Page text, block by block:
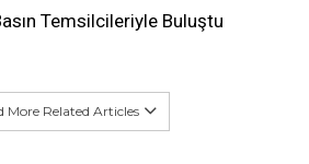
Temsilcileriyle Buluştu
More Related Articles